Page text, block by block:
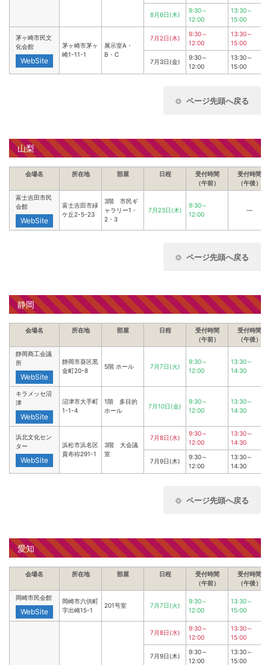
8月6日(木)
9:30～
12:00
13:30～
15:00
茅ヶ崎市民文
化会館
WebSite
茅ヶ崎市茅ヶ
崎1-11-1
展示室A・
B・C
7月2日(木)
9:30～
12:00
13:30～
15:00
7月3日(金)
9:30～
12:00
13:30～
15:00
ページ先頭へ戻る
山梨
会場名 所在地 部屋 日程
受付時間
（午前）
受付時間
（午後）
富士吉田市民
会館
WebSite
富士吉田市緑
ケ丘2-5-23
3階 市民ギ
ャラリー1・
2・3
7月23日(木)
9:30～
12:00
―
ページ先頭へ戻る
静岡
会場名 所在地 部屋 日程
受付時間
（午前）
受付時間
（午後）
静岡商工会議
所
WebSite
静岡市葵区黒
金町20-8
5階 ホール 7月7日(火)
9:30～
12:00
13:30～
14:30
キラメッセ沼
津
WebSite
沼津市大手町
1-1-4
1階 多目的
ホール
7月10日(金)
9:30～
12:00
13:30～
14:30
浜北文化セン
ター
WebSite
浜松市浜名区
貴布祢291-1
3階 大会議
室
7月8日(水)
9:30～
12:00
13:30～
14:30
7月9日(木)
9:30～
12:00
13:30～
14:30
ページ先頭へ戻る
愛知
会場名 所在地 部屋 日程
受付時間
（午前）
受付時間
（午後）
岡崎市民会館
WebSite
岡崎市六供町
字出崎15-1
201号室 7月7日(火)
9:30～
12:00
13:30～
15:00
7月8日(水)
9:30～
12:00
13:30～
15:00
7月9日(木)
9:30～
12:00
13:30～
15:00